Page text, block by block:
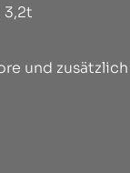
3,2t
und